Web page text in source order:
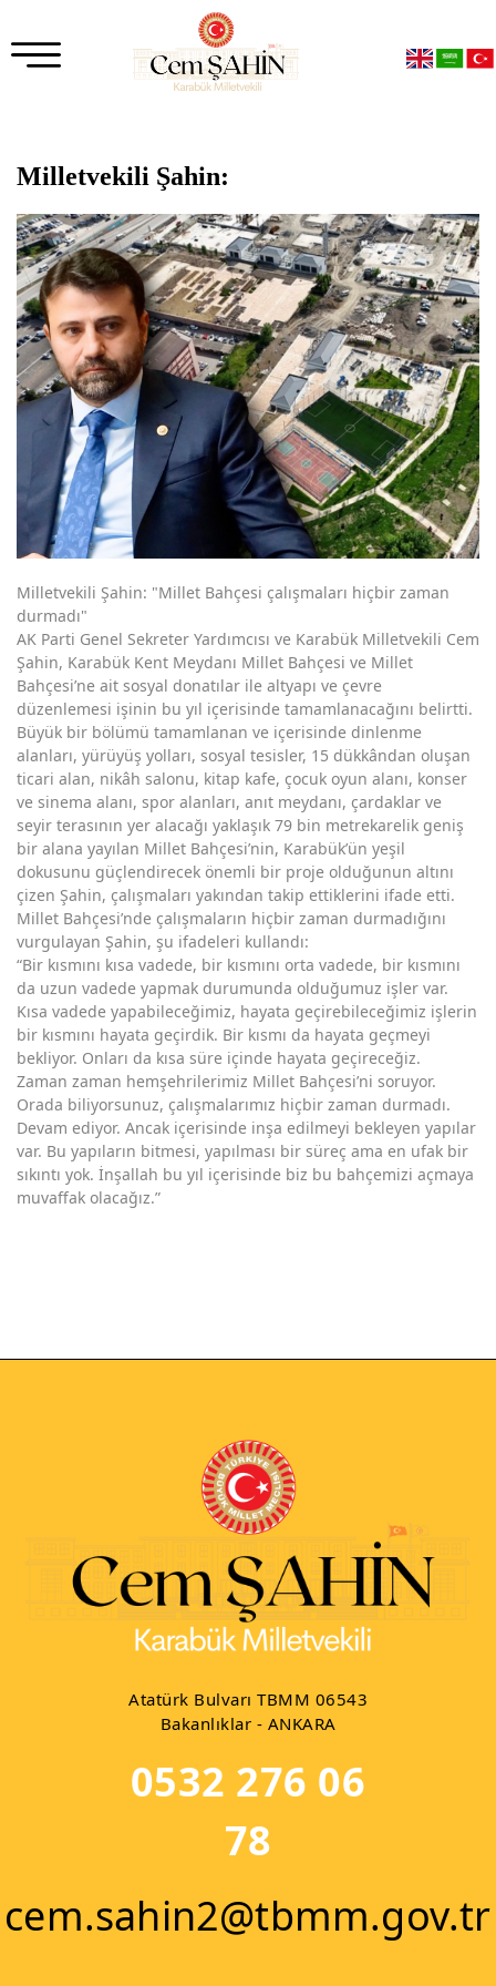
Milletvekili Şahin:
Milletvekili Şahin: "Millet Bahçesi çalışmaları hiçbir zaman
durmadı"
AK Parti Genel Sekreter Yardımcısı ve Karabük Milletvekili Cem
Şahin, Karabük Kent Meydanı Millet Bahçesi ve Millet
Bahçesi’ne ait sosyal donatılar ile altyapı ve çevre
düzenlemesi işinin bu yıl içerisinde tamamlanacağını belirtti.
Büyük bir bölümü tamamlanan ve içerisinde dinlenme
alanları, yürüyüş yolları, sosyal tesisler, 15 dükkândan oluşan
ticari alan, nikâh salonu, kitap kafe, çocuk oyun alanı, konser
ve sinema alanı, spor alanları, anıt meydanı, çardaklar ve
seyir terasının yer alacağı yaklaşık 79 bin metrekarelik geniş
bir alana yayılan Millet Bahçesi’nin, Karabük’ün yeşil
dokusunu güçlendirecek önemli bir proje olduğunun altını
çizen Şahin, çalışmaları yakından takip ettiklerini ifade etti.
Millet Bahçesi’nde çalışmaların hiçbir zaman durmadığını
vurgulayan Şahin, şu ifadeleri kullandı:
“Bir kısmını kısa vadede, bir kısmını orta vadede, bir kısmını
da uzun vadede yapmak durumunda olduğumuz işler var.
Kısa vadede yapabileceğimiz, hayata geçirebileceğimiz işlerin
bir kısmını hayata geçirdik. Bir kısmı da hayata geçmeyi
bekliyor. Onları da kısa süre içinde hayata geçireceğiz.
Zaman zaman hemşehrilerimiz Millet Bahçesi’ni soruyor.
Orada biliyorsunuz, çalışmalarımız hiçbir zaman durmadı.
Devam ediyor. Ancak içerisinde inşa edilmeyi bekleyen yapılar
var. Bu yapıların bitmesi, yapılması bir süreç ama en ufak bir
sıkıntı yok. İnşallah bu yıl içerisinde biz bu bahçemizi açmaya
muvaffak olacağız.”
Atatürk Bulvarı TBMM 06543
Bakanlıklar - ANKARA
0532 276 06
78
cem.sahin2@tbmm.gov.tr